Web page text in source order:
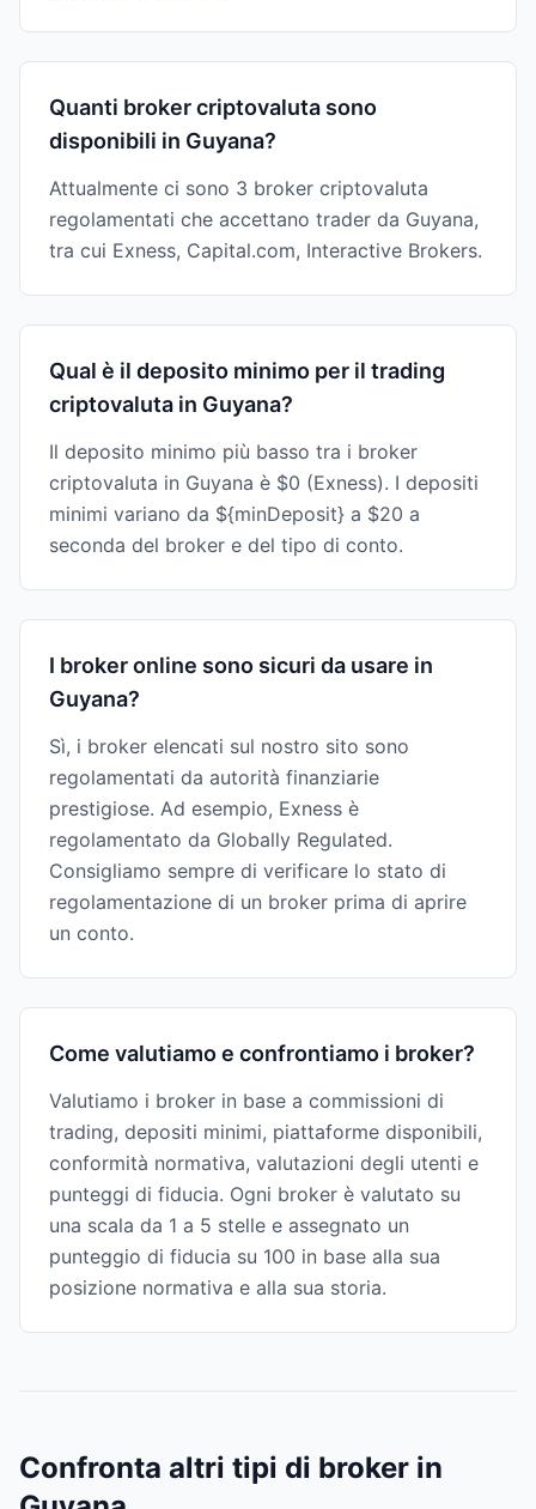
Quanti broker criptovaluta sono
disponibili in Guyana?
Attualmente ci sono 3 broker criptovaluta
regolamentati che accettano trader da Guyana,
tra cui Exness, Capital.com, Interactive Brokers.
Qual è il deposito minimo per il trading
criptovaluta in Guyana?
Il deposito minimo più basso tra i broker
criptovaluta in Guyana è $0 (Exness). I depositi
minimi variano da ${minDeposit} a $20 a
seconda del broker e del tipo di conto.
I broker online sono sicuri da usare in
Guyana?
Sì, i broker elencati sul nostro sito sono
regolamentati da autorità finanziarie
prestigiose. Ad esempio, Exness è
regolamentato da Globally Regulated.
Consigliamo sempre di verificare lo stato di
regolamentazione di un broker prima di aprire
un conto.
Come valutiamo e confrontiamo i broker?
Valutiamo i broker in base a commissioni di
trading, depositi minimi, piattaforme disponibili,
conformità normativa, valutazioni degli utenti e
punteggi di fiducia. Ogni broker è valutato su
una scala da 1 a 5 stelle e assegnato un
punteggio di fiducia su 100 in base alla sua
posizione normativa e alla sua storia.
Confronta altri tipi di broker in